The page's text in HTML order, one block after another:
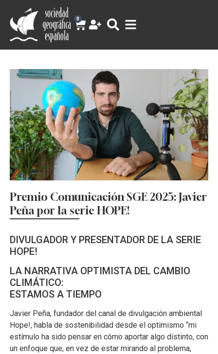
0
Premio Comunicación SGE 2025: Javier
Peña por la serie HOPE!
DIVULGADOR Y PRESENTADOR DE LA SERIE
HOPE!
LA NARRATIVA OPTIMISTA DEL CAMBIO
CLIMÁTICO:
ESTAMOS A TIEMPO
Javier Peña, fundador del canal de divulgación ambiental
Hope!, habla de sostenibilidad desde el optimismo “mi
estímulo ha sido pensar en cómo aportar algo distinto, con
un enfoque que, en vez de estar mirando al problema,